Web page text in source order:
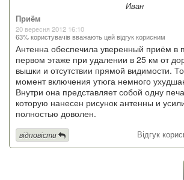
Иван
Приём
20 вересня 2012 16:10
63% користувачів вважають цей відгук корисним
Антенна обеспечила уверенный приём
первом этаже при удалении в 25 км от
вышки и отсутствии прямой видимости.
момент включения утюга немного
Внутри она представляет собой одну
которую нанесен рисунок антенны и
полностью доволен.
Відгук
відповісти